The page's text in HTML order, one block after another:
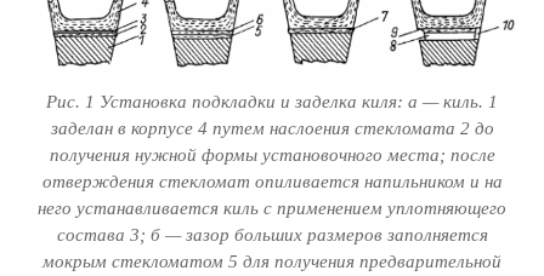
Рис. 1 Установка подкладки и заделка киля: а — киль. 1
заделан в корпусе 4 путем наслоения стекломата 2 до
получения нужной формы установочного места; после
отверждения стекломат опиливается напильником и на
него устанавливается киль с применением уплотняющего
состава 3; б — зазор больших размеров заполняется
мокрым стекломатом 5 для получения предварительной